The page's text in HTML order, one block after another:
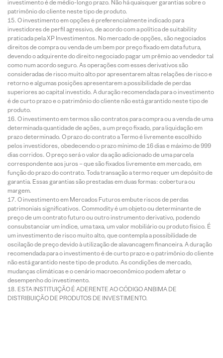
investimento é de médio-longo prazo. Não há quaisquer garantias sobre o
patrimônio do cliente neste tipo de produto.
O investimento em opções é preferencialmente indicado para
investidores de perfil agressivo, de acordo com a política de suitability
praticada pela XP Investimentos. No mercado de opções, são negociados
direitos de compra ou venda de um bem por preço fixado em data futura,
devendo o adquirente do direito negociado pagar um prêmio ao vendedor tal
como num acordo seguro. As operações com esses derivativos são
consideradas de risco muito alto por apresentarem altas relações de risco e
retorno e algumas posições apresentarem a possibilidade de perdas
superiores ao capital investido. A duração recomendada para o investimento
é de curto prazo e o patrimônio do cliente não está garantido neste tipo de
produto.
O investimento em termos são contratos para compra ou a venda de uma
determinada quantidade de ações, a um preço fixado, para liquidação em
prazo determinado. O prazo do contrato a Termo é livremente escolhido
pelos investidores, obedecendo o prazo mínimo de 16 dias e máximo de 999
dias corridos. O preço será o valor da ação adicionado de uma parcela
correspondente aos juros – que são fixados livremente em mercado, em
função do prazo do contrato. Toda transação a termo requer um depósito de
garantia. Essas garantias são prestadas em duas formas: cobertura ou
margem.
O investimento em Mercados Futuros embute riscos de perdas
patrimoniais significativos. Commodity é um objeto ou determinante de
preço de um contrato futuro ou outro instrumento derivativo, podendo
consubstanciar um índice, uma taxa, um valor mobiliário ou produto físico. É
um investimento de risco muito alto, que contempla a possibilidade de
oscilação de preço devido à utilização de alavancagem financeira. A duração
recomendada para o investimento é de curto prazo e o patrimônio do cliente
não está garantido neste tipo de produto. As condições de mercado,
mudanças climáticas e o cenário macroeconômico podem afetar o
desempenho do investimento.
ESTA INSTITUIÇÃO É ADERENTE AO CÓDIGO ANBIMA DE
DISTRIBUIÇÃO DE PRODUTOS DE INVESTIMENTO.